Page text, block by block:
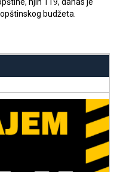
njih 119, danas je
budžeta.